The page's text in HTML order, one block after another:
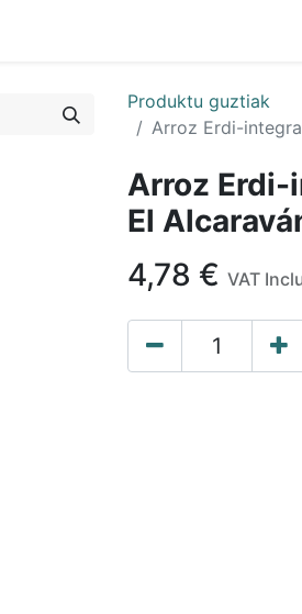
Produktu guztiak
Arroz Erdi-
Arroz Erdi-
El
4,78 € VAT